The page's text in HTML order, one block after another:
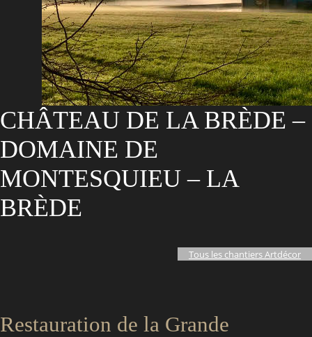
CHÂTEAU DE LA BRÈDE –
DOMAINE DE
MONTESQUIEU – LA
BRÈDE
Tous les chantiers Artdécor
Restauration de la Grande